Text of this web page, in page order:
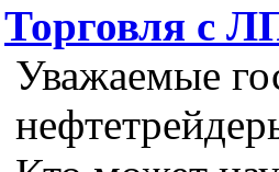
Торговля с
Уважаемые